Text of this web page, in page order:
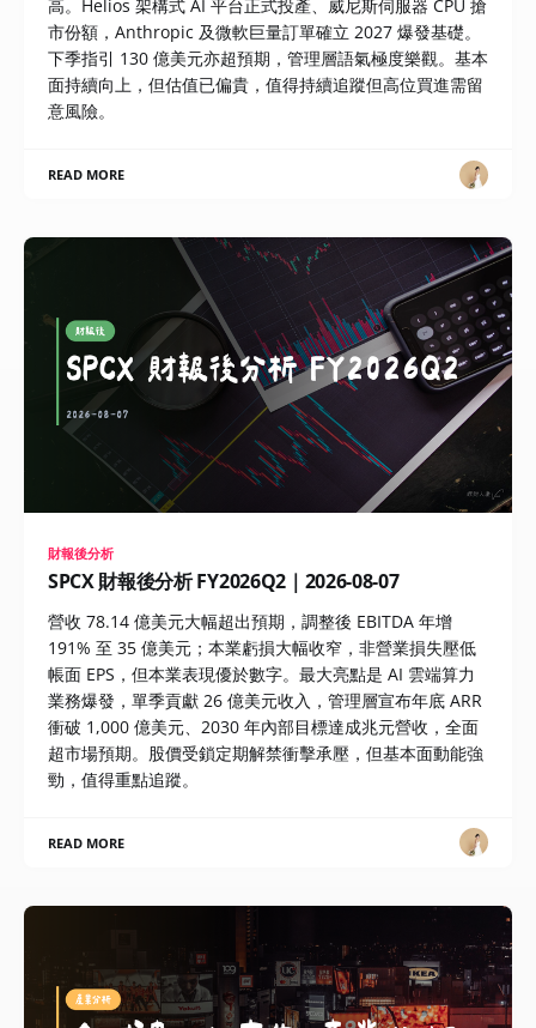
高。Helios 架構式 AI 平台正式投產、威尼斯伺服器 CPU 搶
市份額，Anthropic 及微軟巨量訂單確立 2027 爆發基礎。
下季指引 130 億美元亦超預期，管理層語氣極度樂觀。基本
面持續向上，但估值已偏貴，值得持續追蹤但高位買進需留
意風險。
READ MORE
財報後分析
SPCX 財報後分析 FY2026Q2｜2026-08-07
營收 78.14 億美元大幅超出預期，調整後 EBITDA 年增
191% 至 35 億美元；本業虧損大幅收窄，非營業損失壓低
帳面 EPS，但本業表現優於數字。最大亮點是 AI 雲端算力
業務爆發，單季貢獻 26 億美元收入，管理層宣布年底 ARR
衝破 1,000 億美元、2030 年內部目標達成兆元營收，全面
超市場預期。股價受鎖定期解禁衝擊承壓，但基本面動能強
勁，值得重點追蹤。
READ MORE